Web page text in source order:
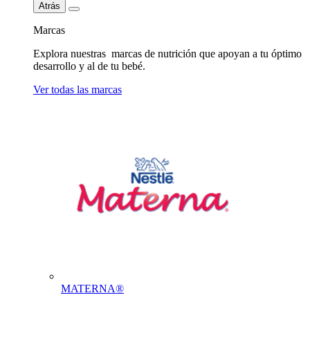
Atrás
Marcas
Explora nuestras marcas de nutrición que apoyan a tu óptimo
desarrollo y al de tu bebé.
Ver todas las marcas
MATERNA®